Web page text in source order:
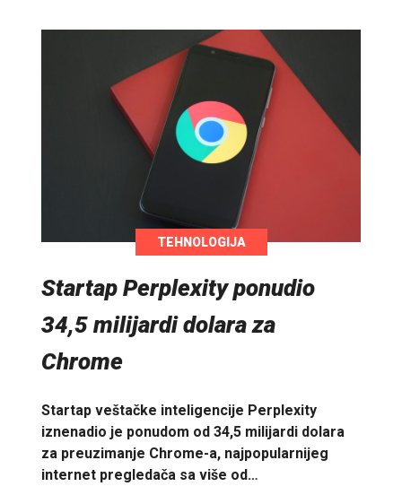
TEHNOLOGIJA
Startap Perplexity ponudio
34,5 milijardi dolara za
Chrome
Startap veštačke inteligencije Perplexity
iznenadio je ponudom od 34,5 milijardi dolara
za preuzimanje Chrome-a, najpopularnijeg
internet pregledača sa više od…